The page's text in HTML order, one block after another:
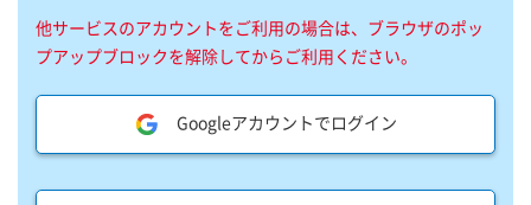
他サービスのアカウントをご利用の場合は、ブラウザのポッ
プアップブロックを解除してからご利用ください。
Googleアカウントでログイン